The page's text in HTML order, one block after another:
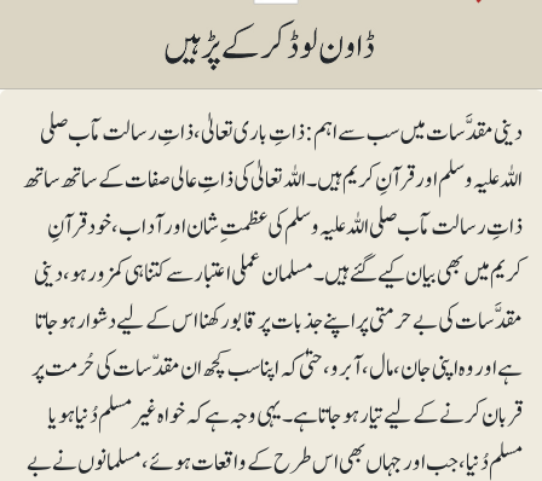
دینی مقدَّسات میں سب سے اہم: ذاتِ باری تعالیٰ ، ذاتِ رسالت مآب صلی
اللہ علیہ وسلم اور قرآنِ کریم ہیں۔اللہ تعالیٰ کی ذاتِ عالی صفات کے ساتھ ساتھ
ذاتِ رسالت مآب صلی اللہ علیہ وسلم کی عظمتِ شان اور آداب، خود قرآنِ
کریم میں بھی بیان کیے گئے ہیں۔ مسلمان عملی اعتبار سے کتنا ہی کمزور ہو، دینی
مقدَّسات کی بے حرمتی پر اپنے جذبات پر قابو رکھنا اس کے لیے دشوار ہوجاتا
ہے اوروہ اپنی جان ،مال ،آبرو، حتیٰ کہ اپناسب کچھ ان مقدّسات کی حُرمت پر
قربان کرنے کے لیے تیار ہوجاتا ہے۔ یہی وجہ ہے کہ خواہ غیرمسلم دُنیا ہو یا
مسلم دُنیا، جب اور جہاں بھی اس طرح کے واقعات ہوئے ، مسلمانوں نے بے